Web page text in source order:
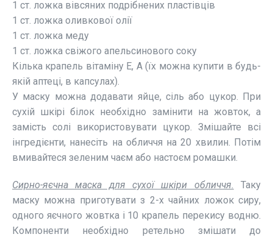
1 ст. ложка вівсяних подрібнених пластівців
1 ст. ложка оливкової олії
1 ст. ложка меду
1 ст. ложка свіжого апельсинового соку
Кілька крапель вітаміну Е, А (їх можна купити в будь-
якій аптеці, в капсулах).
У маску можна додавати яйце, сіль або цукор. При
сухій шкірі білок необхідно замінити на жовток, а
замість солі використовувати цукор. Змішайте всі
інгредієнти, нанесіть на обличчя на 20 хвилин. Потім
вмивайтеся зеленим чаєм або настоєм ромашки.
Сирно-яєчна маска для сухої шкіри обличчя.
Таку
маску можна приготувати з 2-х чайних ложок сиру,
одного яєчного жовтка і 10 крапель перекису водню.
Компоненти необхідно ретельно змішати до